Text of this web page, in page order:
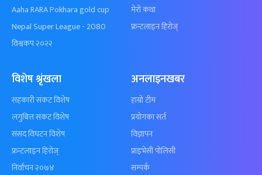
Aaha RARA Pokhara gold cup
Nepal Super League - 2080
विश्वकप २०२२
मेरो कथा
फ्रन्टलाइन हिरोज्
विशेष श्रृंखला
सहकारी संकट विशेष
लगुबित्त संकट विशेष
संसद विघटन विशेष
फ्रन्टलाइन हिरोज्
निर्वाचन २०७४
अनलाइनखबर
हाम्रो टीम
प्रयोगका सर्त
विज्ञापन
प्राइभेसी पोलिसी
सम्पर्क